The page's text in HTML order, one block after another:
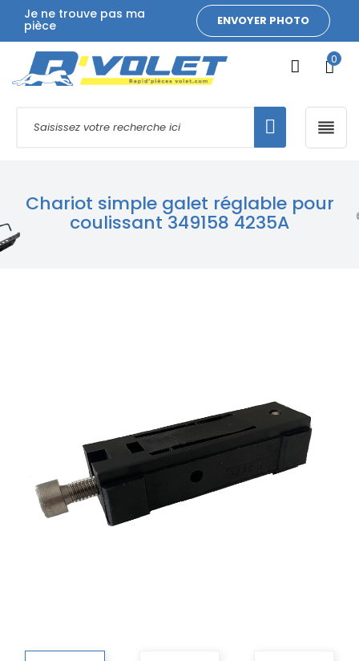
Je ne trouve pas ma
pièce ENVOYER PHOTO
0

Chariot simple galet réglable pour
coulissant 349158 4235A